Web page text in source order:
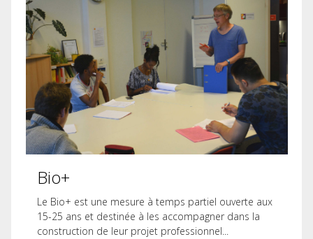
Bio+
Le Bio+ est une mesure à temps partiel ouverte aux
15-25 ans et destinée à les accompagner dans la
construction de leur projet professionnel...